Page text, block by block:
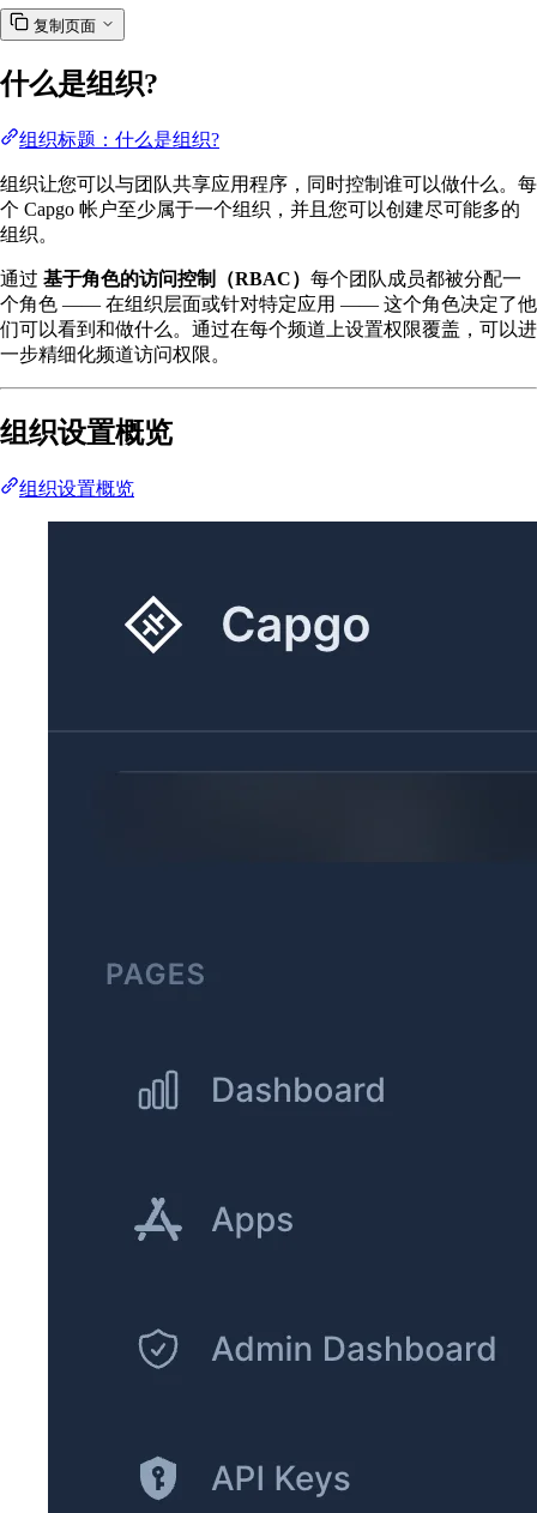
复制页面
什么是组织?
组织标题：什么是组织?
组织让您可以与团队共享应用程序，同时控制谁可以做什么。每
个 Capgo 帐户至少属于一个组织，并且您可以创建尽可能多的
组织。
通过 基于角色的访问控制（RBAC） 每个团队成员都被分配一
个角色 —— 在组织层面或针对特定应用 —— 这个角色决定了他
们可以看到和做什么。通过在每个频道上设置权限覆盖，可以进
一步精细化频道访问权限。
组织设置概览
组织设置概览